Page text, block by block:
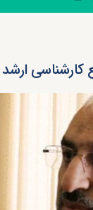
ارشد